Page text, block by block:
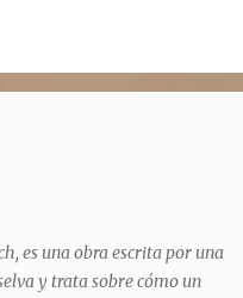
es una obra escrita por una
y trata sobre cómo un